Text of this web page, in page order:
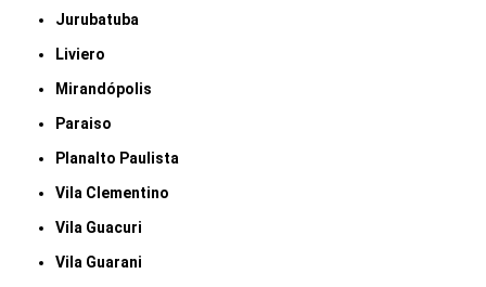
Jurubatuba
Liviero
Mirandópolis
Paraiso
Planalto Paulista
Vila Clementino
Vila Guacuri
Vila Guarani